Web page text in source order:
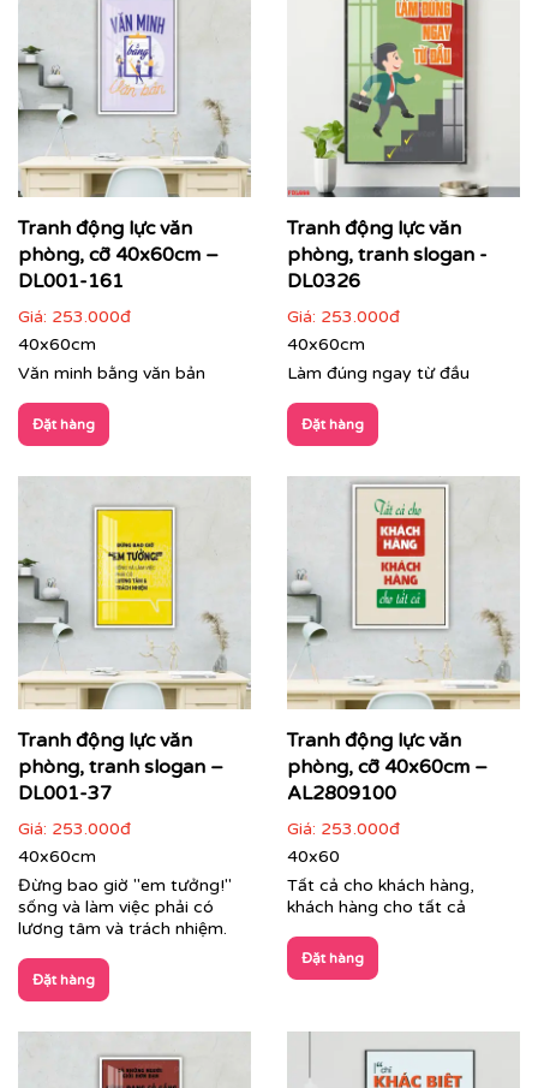
Quý khách vui lòng nhấn
để gặp nhân viên tư
vấn hoặc SĐT037 722 1985
để nhân viên tư vấn gửi
mẫu theo yêu cầu của quý khách.
Tư vấn thi công & chọn mẫu
Tranh động lực văn
phòng, cỡ 40x60cm –
DL001-161
Giá: 253.000đ
40x60cm
Văn minh bằng văn bản
Đặt hàng
Tranh động lực văn
phòng, tranh slogan -
DL0326
Giá: 253.000đ
40x60cm
Làm đúng ngay từ đầu
Đặt hàng
Tranh động lực văn
phòng, tranh slogan –
DL001-37
Giá: 253.000đ
40x60cm
Đừng bao giờ "em tưởng!"
sống và làm việc phải có
lương tâm và trách nhiệm.
Đặt hàng
Tranh động lực văn
phòng, cỡ 40x60cm –
AL2809100
Giá: 253.000đ
40x60
Tất cả cho khách hàng,
khách hàng cho tất cả
Đặt hàng